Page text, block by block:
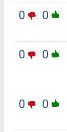
0
0
0
0
0
0